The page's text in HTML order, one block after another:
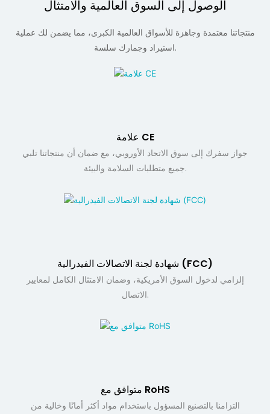
الوصول إلى السوق العالمية والامتثال
منتجاتنا معتمدة وجاهزة للأسواق العالمية الكبرى، مما يضمن لك عملية
استيراد وجمارك سلسة.
علامة CE
جواز سفرك إلى سوق الاتحاد الأوروبي، مع ضمان أن منتجاتنا تلبي
جميع متطلبات السلامة والبيئة.
شهادة لجنة الاتصالات الفيدرالية (FCC)
إلزامي لدخول السوق الأمريكية، وضمان الامتثال الكامل لمعايير
الاتصال.
متوافق مع RoHS
التزامنا بالتصنيع المسؤول باستخدام مواد أكثر أمانًا وخالية من